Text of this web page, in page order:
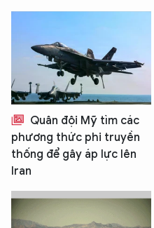
Quân đội Mỹ tìm các
phương thức phi truyền
thống để gây áp lực lên
Iran